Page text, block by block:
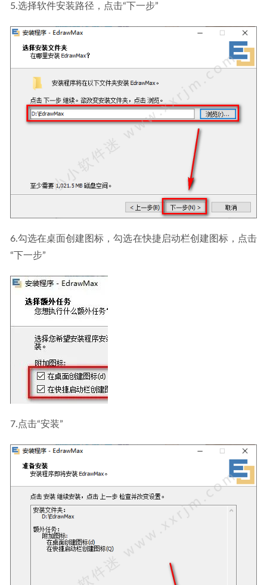
5.选择软件安装路径，点击“下一步”
6.勾选在桌面创建图标，勾选在快捷启动栏创建图标，点击
“下一步”
7.点击“安装”